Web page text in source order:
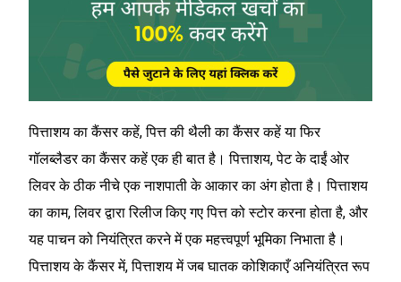
पित्ताशय का कैंसर कहें, पित्त की थैली का कैंसर कहें या फिर
गॉलब्लैडर का कैंसर कहें एक ही बात है। पित्ताशय, पेट के दाईं ओर
लिवर के ठीक नीचे एक नाशपाती के आकार का अंग होता है। पित्ताशय
का काम, लिवर द्वारा रिलीज किए गए पित्त को स्टोर करना होता है, और
यह पाचन को नियंत्रित करने में एक महत्त्वपूर्ण भूमिका निभाता है।
पित्ताशय के कैंसर में, पित्ताशय में जब घातक कोशिकाएँ अनियंत्रित रूप